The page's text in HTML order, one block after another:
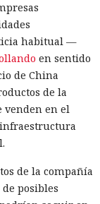
habitual —
en sentido
de China
de la
venden en el
de la compañía
posibles